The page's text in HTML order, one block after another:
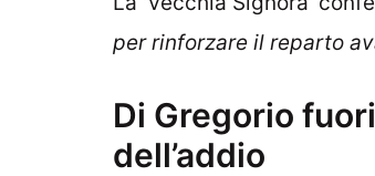
per rinforzare il reparto
Di Gregorio
dell’addio